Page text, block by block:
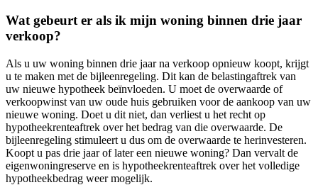
Wat gebeurt er als ik mijn woning binnen drie jaar
verkoop?
Als u uw woning binnen drie jaar na verkoop opnieuw koopt, krijgt
u te maken met de bijleenregeling. Dit kan de belastingaftrek van
uw nieuwe hypotheek beïnvloeden. U moet de overwaarde of
verkoopwinst van uw oude huis gebruiken voor de aankoop van uw
nieuwe woning. Doet u dit niet, dan verliest u het recht op
hypotheekrenteaftrek over het bedrag van die overwaarde. De
bijleenregeling stimuleert u dus om de overwaarde te herinvesteren.
Koopt u pas drie jaar of later een nieuwe woning? Dan vervalt de
eigenwoningreserve en is hypotheekrenteaftrek over het volledige
hypotheekbedrag weer mogelijk.